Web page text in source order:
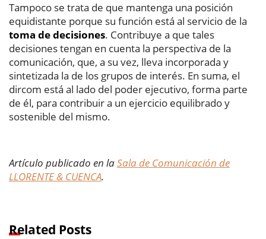
Tampoco se trata de que mantenga una posición
equidistante porque su función está al servicio de la
toma de decisiones. Contribuye a que tales
decisiones tengan en cuenta la perspectiva de la
comunicación, que, a su vez, lleva incorporada y
sintetizada la de los grupos de interés. En suma, el
dircom está al lado del poder ejecutivo, forma parte
de él, para contribuir a un ejercicio equilibrado y
sostenible del mismo.
Artículo publicado en laSala de Comunicación de
LLORENTE & CUENCA.
Related Posts